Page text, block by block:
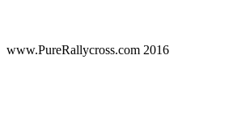
www.PureRallycross.com 2016